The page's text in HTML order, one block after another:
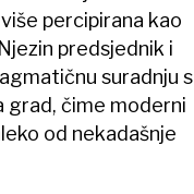
percipirana kao
predsjednik i
suradnju s
čime moderni
od nekadašnje